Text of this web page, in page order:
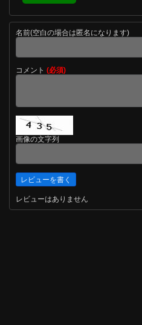
名前(空白の場合は匿名になります)
コメント (必須)
画像の文字列
レビューはありません